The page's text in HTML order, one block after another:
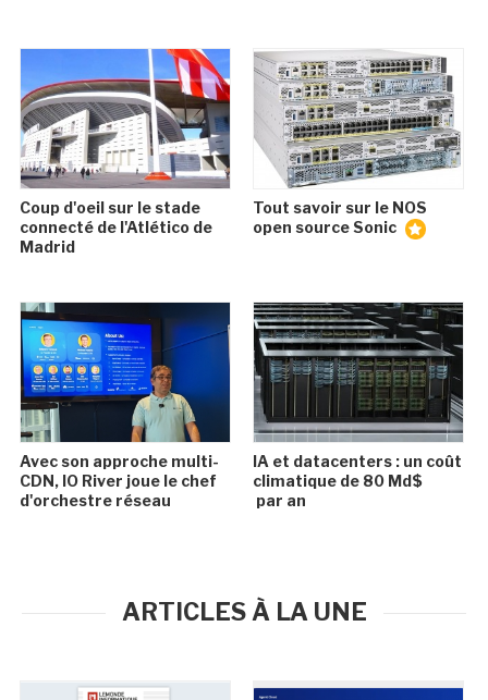
Coup d'oeil sur le stade
connecté de l'Atlético de
Madrid
Tout savoir sur le NOS
open source Sonic
Avec son approche multi-
CDN, IO River joue le chef
d'orchestre réseau
IA et datacenters : un coût
climatique de 80 Md$
par an
ARTICLES À LA UNE